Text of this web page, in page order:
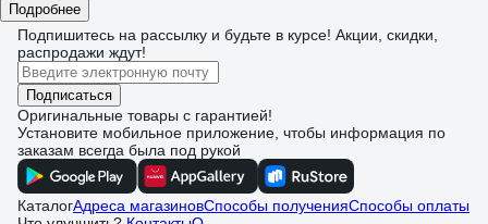
Подробнее
Подпишитесь на рассылку и будьте в курсе! Акции, скидки,
распродажи ждут!
Подписаться
Оригинальные товары с гарантией!
Установите мобильное приложение, чтобы информация по
заказам всегда была под рукой
КаталогАдреса магазиновСпособы полученияСпособы оплаты